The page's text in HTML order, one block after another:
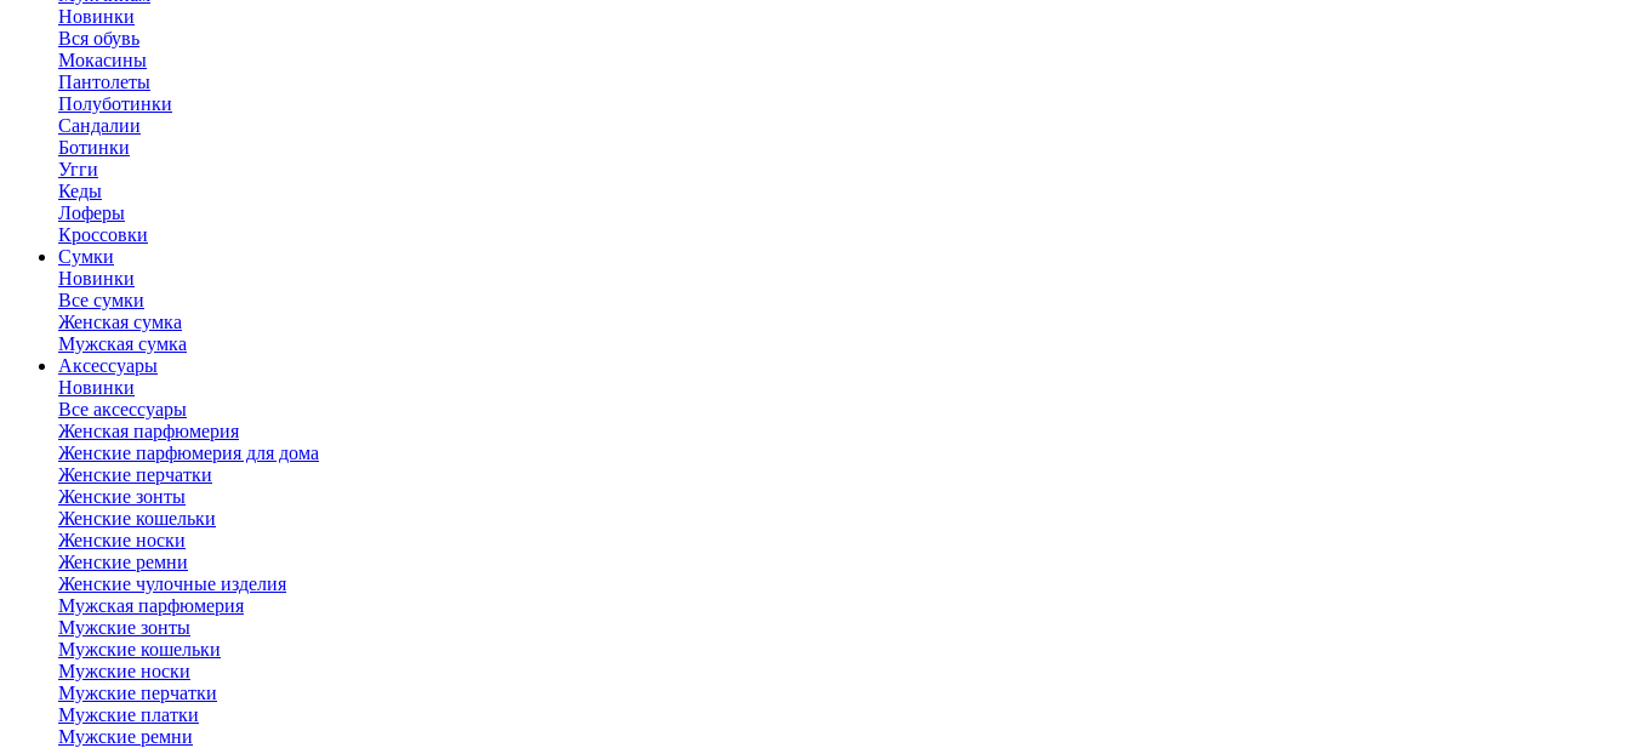
Новинки
Вся обувь
Мокасины
Пантолеты
Полуботинки
Сандалии
Ботинки
Угги
Кеды
Лоферы
Кроссовки
Сумки
Новинки
Все сумки
Женская сумка
Мужская сумка
Аксессуары
Новинки
Все аксессуары
Женская парфюмерия
Женские парфюмерия для дома
Женские перчатки
Женские зонты
Женские кошельки
Женские носки
Женские ремни
Женские чулочные изделия
Мужская парфюмерия
Мужские зонты
Мужские кошельки
Мужские носки
Мужские перчатки
Мужские платки
Мужские ремни